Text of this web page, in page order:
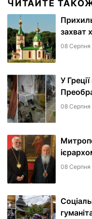
ЧИТАЙТЕ
захват
08 Серпня
У
08 Серпня
08 Серпня